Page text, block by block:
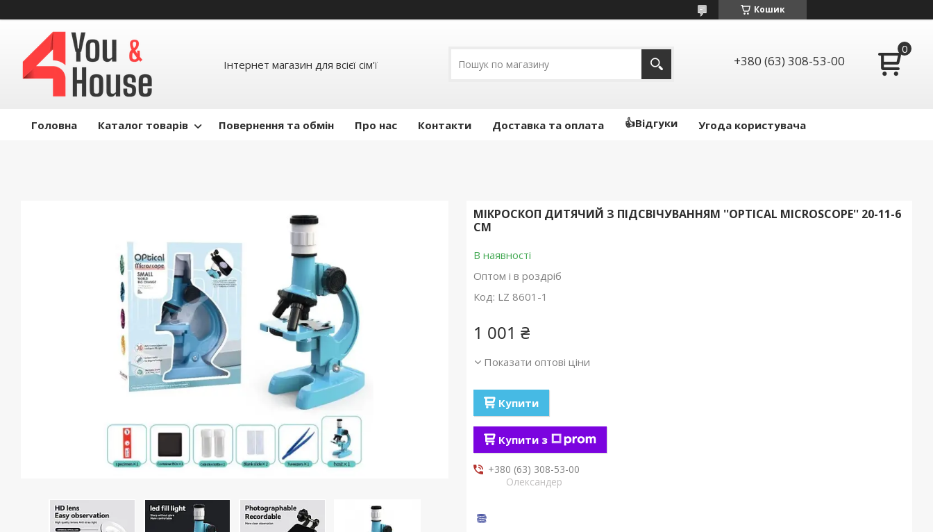
Кошик
Інтернет магазин для всієї сім'ї +380 (63) 308-53-00
Головна Каталог товарів Повернення та обмін Про нас Контакти Доставка та оплата 👍Відгуки Угода користувача
МІКРОСКОП ДИТЯЧИЙ З ПІДСВІЧУВАННЯМ ''OPTICAL MICROSCOPE'' 20-11-6
СМ
В наявності
Оптом і в роздріб
Код: LZ 8601-1
1 001 ₴
Показати оптові ціни
Купити
Купити з
+380 (63) 308-53-00
Олександер